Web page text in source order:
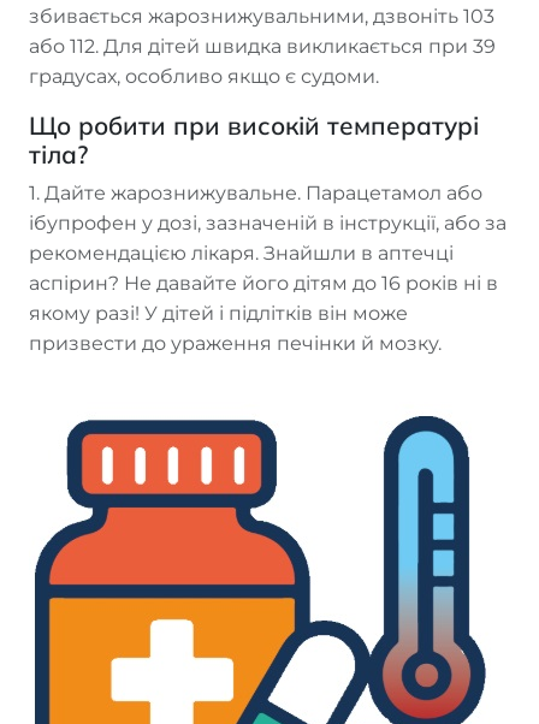
збивається жарознижувальними, дзвоніть 103
або 112. Для дітей швидка викликається при 39
градусах, особливо якщо є судоми.
Що робити при високій температурі
тіла?
1. Дайте жарознижувальне. Парацетамол або
ібупрофен у дозі, зазначеній в інструкції, або за
рекомендацією лікаря. Знайшли в аптечці
аспірин? Не давайте його дітям до 16 років ні в
якому разі! У дітей і підлітків він може
призвести до ураження печінки й мозку.